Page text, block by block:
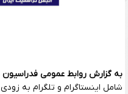
به گزارش روابط عمومی فدراسیون
شامل اینستاگرام و تلگرام به